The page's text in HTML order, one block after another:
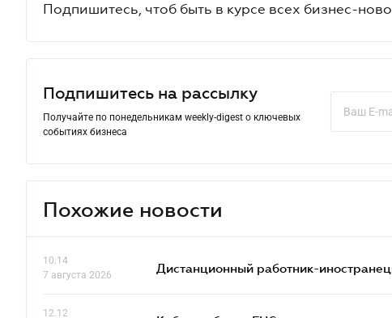
Подпишитесь, чтоб быть в курсе всех бизнес-
Подпишитесь на рассылку
Получайте по понедельникам weekly-digest о ключевых
событиях бизнеса
Похожие новости
10.14
7 августа 2026
Дистанционный работник-
12.12